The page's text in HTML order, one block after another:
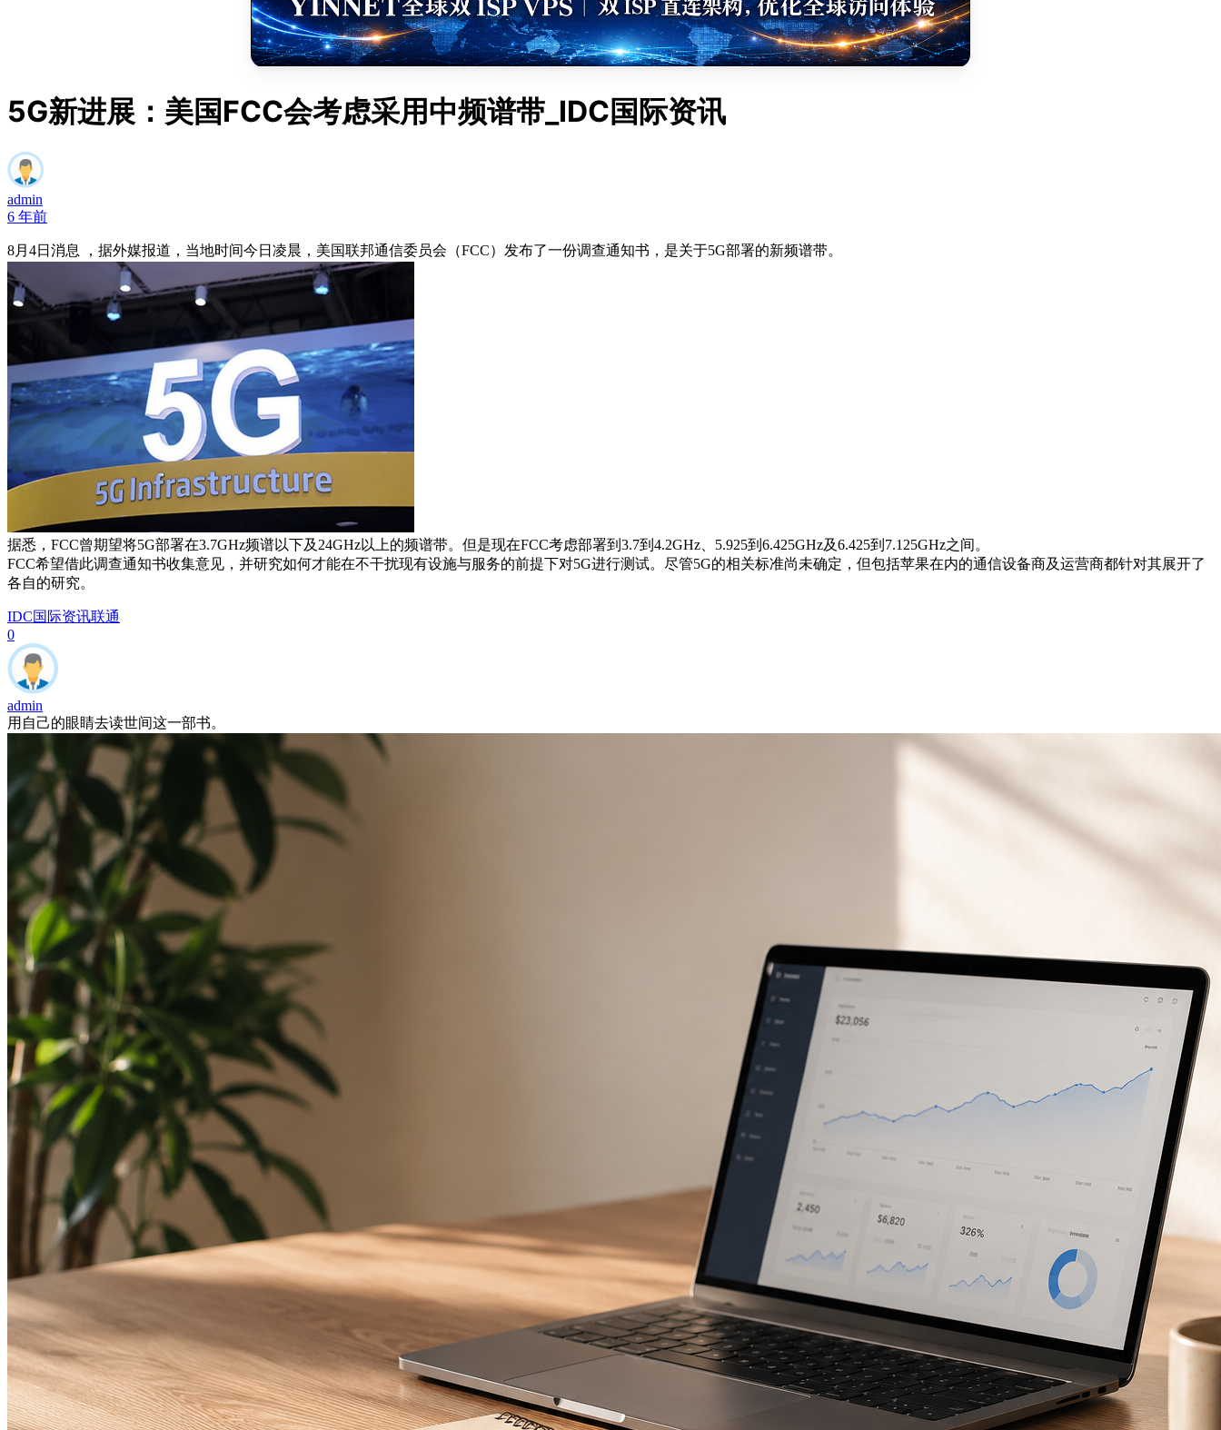
5G新进展：美国FCC会考虑采用中频谱带_IDC国际资讯
admin
6 年前
8月4日消息 ，据外媒报道，当地时间今日凌晨，美国联邦通信委员会（FCC）发布了一份调查通知书，是关于5G部署的新频谱带。
据悉，FCC曾期望将5G部署在3.7GHz频谱以下及24GHz以上的频谱带。但是现在FCC考虑部署到3.7到4.2GHz、5.925到6.425GHz及6.425到7.125GHz之间。
FCC希望借此调查通知书收集意见，并研究如何才能在不干扰现有设施与服务的前提下对5G进行测试。尽管5G的相关标准尚未确定，但包括苹果在内的通信设备商及运营商都针对其展开了
各自的研究。
IDC国际资讯联通
0
admin
用自己的眼睛去读世间这一部书。